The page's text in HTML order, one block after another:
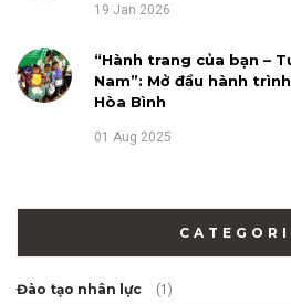
19 Jan 2026
“Hành trang của bạn –
Nam”: Mở đầu hành
Hòa Bình
01 Aug 2025
Đào tạo nhân lực (1)